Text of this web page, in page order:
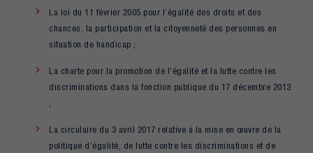
La loi du 11 février 2005 pour l’égalité des droits et des
chances, la participation et la citoyenneté des personnes en
situation de handicap ;
La charte pour la promotion de l’égalité et la lutte contre les
discriminations dans la fonction publique du 17 décembre 2013
;
La circulaire du 3 avril 2017 relative à la mise en œuvre de la
politique d’égalité, de lutte contre les discriminations et de